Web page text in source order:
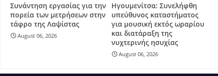
Συνάντηση εργασίας για την
πορεία των μετρήσεων στην
τάφρο της Λαψίστας
August 06, 2026
Ηγουμενίτσα: Συνελήφθη
υπεύθυνος καταστήματος
για μουσική εκτός ωραρίου
και διατάραξη της
νυχτερινής ησυχίας
August 06, 2026